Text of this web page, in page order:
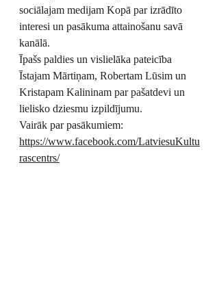
sociālajam medijam Kopā par izrādīto
interesi un pasākuma attainošanu savā
kanālā.
Īpašs paldies un vislielāka pateicība
Īstajam Mārtiņam, Robertam Lūsim un
Kristapam Kalininam par pašatdevi un
lielisko dziesmu izpildījumu.
Vairāk par pasākumiem:
https://www.facebook.com/LatviesuKultu
rascentrs/